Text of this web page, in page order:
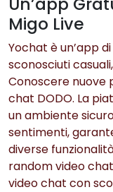
Migo Live
Yochat è un’app
sconosciuti
Conoscere nuove
chat DODO. La
un ambiente
sentimenti,
diverse
random video
video chat con